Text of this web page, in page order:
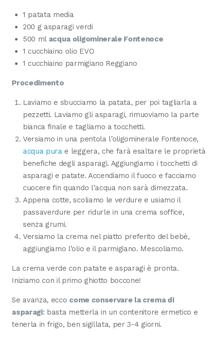
1 patata media
200 g asparagi verdi
500 ml acqua oligominerale Fontenoce
1 cucchiaino olio EVO
1 cucchiaino parmigiano Reggiano
Procedimento
Laviamo e sbucciamo la patata, per poi tagliarla a
pezzetti. Laviamo gli asparagi, rimuoviamo la parte
bianca finale e tagliamo a tocchetti.
Versiamo in una pentola l’oligominerale Fontenoce,
acqua pura e leggera, che farà esaltare le proprietà
benefiche degli asparagi. Aggiungiamo i tocchetti di
asparagi e patate. Accendiamo il fuoco e facciamo
cuocere fin quando l’acqua non sarà dimezzata.
Appena cotte, scoliamo le verdure e usiamo il
passaverdure per ridurle in una crema soffice,
senza grumi.
Versiamo la crema nel piatto preferito del bebè,
aggiungiamo l’olio e il parmigiano. Mescoliamo.
La crema verde con patate e asparagi è pronta.
Iniziamo con il primo ghiotto boccone!
Se avanza, ecco come conservare la crema di
asparagi: basta metterla in un contenitore ermetico e
tenerla in frigo, ben sigillata, per 3-4 giorni.